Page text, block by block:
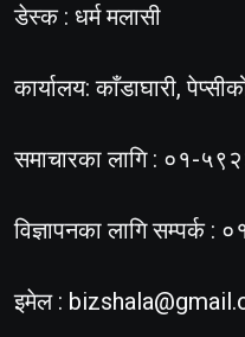
डेस्क : धर्म मलासी
कार्यालय: काँडाघारी,
समाचारका लागि : ०१-
विज्ञापनका लागि
इमेल :